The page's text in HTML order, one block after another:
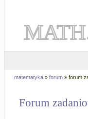
matematyka » forum » forum
Forum